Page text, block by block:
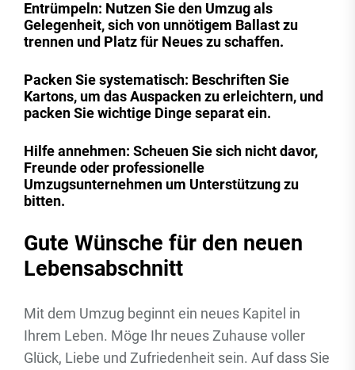
Entrümpeln: Nutzen Sie den Umzug als
Gelegenheit, sich von unnötigem Ballast zu
trennen und Platz für Neues zu schaffen.
Packen Sie systematisch: Beschriften Sie
Kartons, um das Auspacken zu erleichtern, und
packen Sie wichtige Dinge separat ein.
Hilfe annehmen: Scheuen Sie sich nicht davor,
Freunde oder professionelle
Umzugsunternehmen um Unterstützung zu
bitten.
Gute Wünsche für den neuen
Lebensabschnitt
Mit dem Umzug beginnt ein neues Kapitel in
Ihrem Leben. Möge Ihr neues Zuhause voller
Glück, Liebe und Zufriedenheit sein. Auf dass Sie